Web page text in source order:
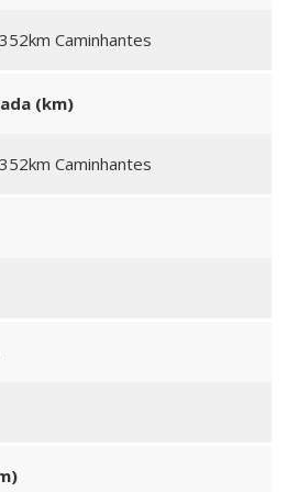
Caminhantes
(km)
Caminhantes